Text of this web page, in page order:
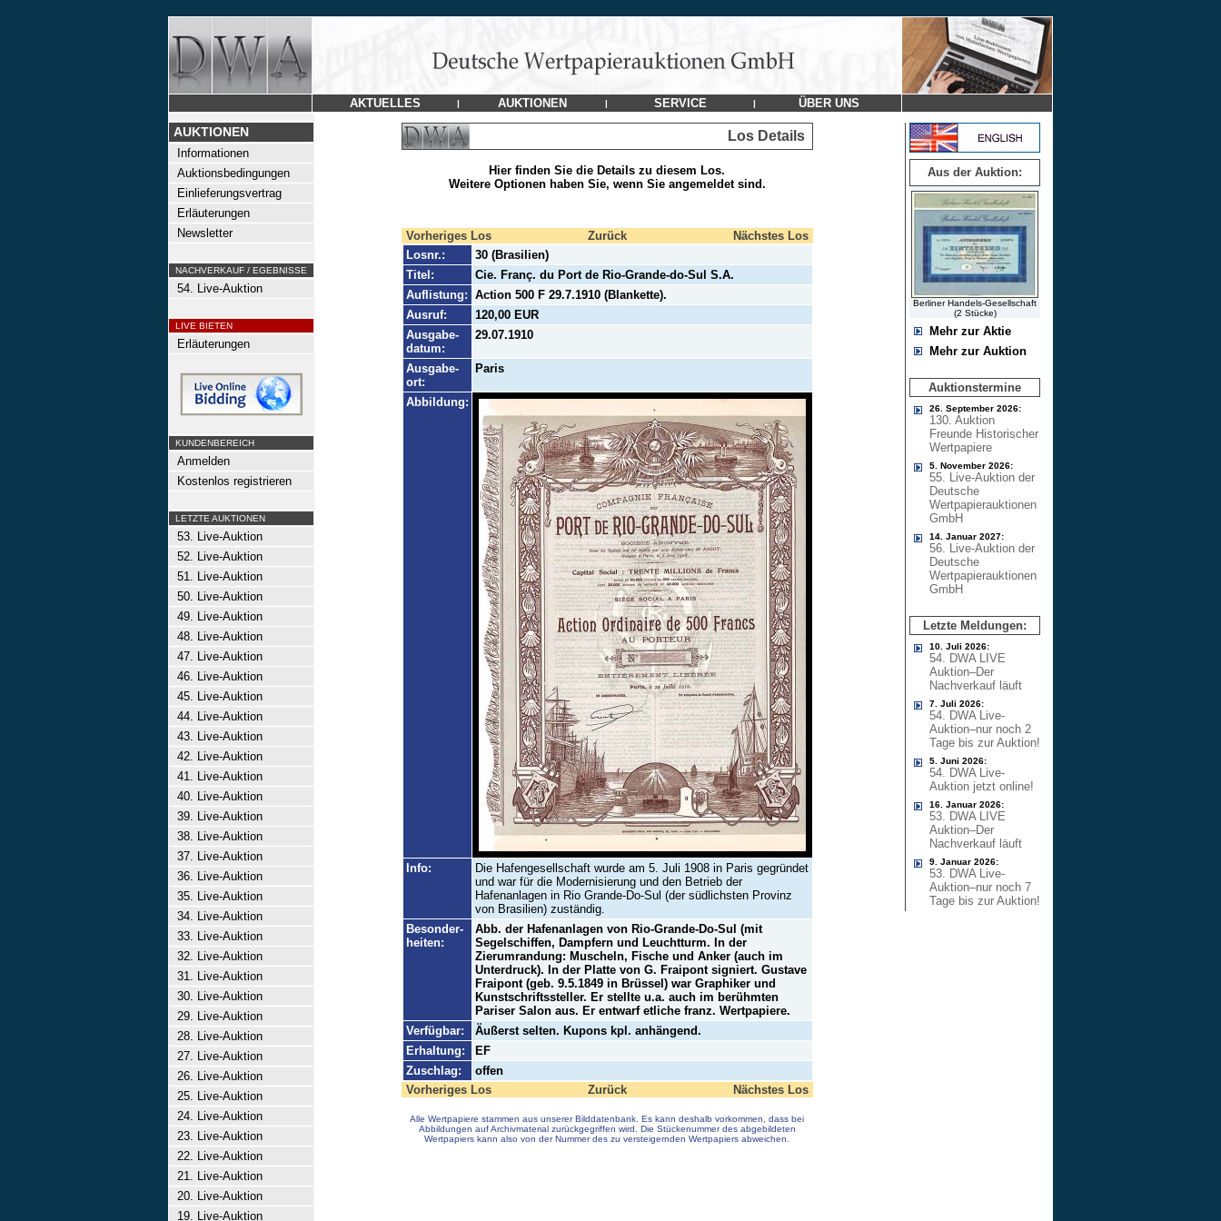
AKTUELLES | AUKTIONEN | SERVICE | ÜBER UNS
AUKTIONEN
Informationen
Auktionsbedingungen
Einlieferungsvertrag
Erläuterungen
Newsletter
NACHVERKAUF / EGEBNISSE
54. Live-Auktion
LIVE BIETEN
Erläuterungen
KUNDENBEREICH
Anmelden
Kostenlos registrieren
LETZTE AUKTIONEN
53. Live-Auktion
52. Live-Auktion
51. Live-Auktion
50. Live-Auktion
49. Live-Auktion
48. Live-Auktion
47. Live-Auktion
46. Live-Auktion
45. Live-Auktion
44. Live-Auktion
43. Live-Auktion
42. Live-Auktion
41. Live-Auktion
40. Live-Auktion
39. Live-Auktion
38. Live-Auktion
37. Live-Auktion
36. Live-Auktion
35. Live-Auktion
34. Live-Auktion
33. Live-Auktion
32. Live-Auktion
31. Live-Auktion
30. Live-Auktion
29. Live-Auktion
28. Live-Auktion
27. Live-Auktion
26. Live-Auktion
25. Live-Auktion
24. Live-Auktion
23. Live-Auktion
22. Live-Auktion
21. Live-Auktion
20. Live-Auktion
19. Live-Auktion
Los Details
Hier finden Sie die Details zu diesem Los.
Weitere Optionen haben Sie, wenn Sie angemeldet sind.
Vorheriges Los Zurück
Nächstes Los
Losnr.:
30 (Brasilien)
Titel:
Cie. Franç. du Port de Rio-Grande-do-Sul S.A.
Auflistung: Action 500 F 29.7.1910 (Blankette).
Ausruf:
120,00 EUR
Ausgabe-
datum:
29.07.1910
Ausgabe-
ort:
Paris
Abbildung:
Info:
Die Hafengesellschaft wurde am 5. Juli 1908 in Paris gegründet
und war für die Modernisierung und den Betrieb der
Hafenanlagen in Rio Grande-Do-Sul (der südlichsten Provinz
von Brasilien) zuständig.
Besonder-
heiten:
Abb. der Hafenanlagen von Rio-Grande-Do-Sul (mit
Segelschiffen, Dampfern und Leuchtturm. In der
Zierumrandung: Muscheln, Fische und Anker (auch im
Unterdruck). In der Platte von G. Fraipont signiert. Gustave
Fraipont (geb. 9.5.1849 in Brüssel) war Graphiker und
Kunstschriftssteller. Er stellte u.a. auch im berühmten
Pariser Salon aus. Er entwarf etliche franz. Wertpapiere.
Verfügbar:
Äußerst selten. Kupons kpl. anhängend.
Erhaltung:
EF
Zuschlag:
offen
Vorheriges Los
Zurück Nächstes Los
Alle Wertpapiere stammen aus unserer Bilddatenbank. Es kann deshalb vorkommen, dass bei
Abbildungen auf Archivmaterial zurückgegriffen wird. Die Stückenummer des abgebildeten
Wertpapiers kann also von der Nummer des zu versteigernden Wertpapiers abweichen.
Aus der Auktion:
Berliner Handels-Gesellschaft
(2 Stücke)
Mehr zur Aktie
Mehr zur Auktion
Auktionstermine
26. September 2026:
130. Auktion
Freunde Historischer
Wertpapiere
5. November 2026:
55. Live-Auktion der
Deutsche
Wertpapierauktionen
GmbH
14. Januar 2027:
56. Live-Auktion der
Deutsche
Wertpapierauktionen
GmbH
Letzte Meldungen:
10. Juli 2026:
54. DWA LIVE
Auktion–Der
Nachverkauf läuft
7. Juli 2026:
54. DWA Live-
Auktion–nur noch 2
Tage bis zur Auktion!
5. Juni 2026:
54. DWA Live-
Auktion jetzt online!
16. Januar 2026:
53. DWA LIVE
Auktion–Der
Nachverkauf läuft
9. Januar 2026:
53. DWA Live-
Auktion–nur noch 7
Tage bis zur Auktion!